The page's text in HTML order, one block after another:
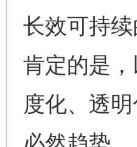
长效可持
肯定的是
度化、透